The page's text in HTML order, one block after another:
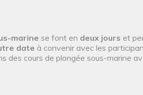
marine se font en deux jours et
date à convenir avec les
des cours de plongée sous-marine